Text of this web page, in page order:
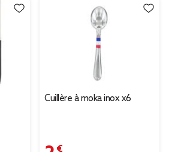
Cuillère à moka inox x6
2,49 €